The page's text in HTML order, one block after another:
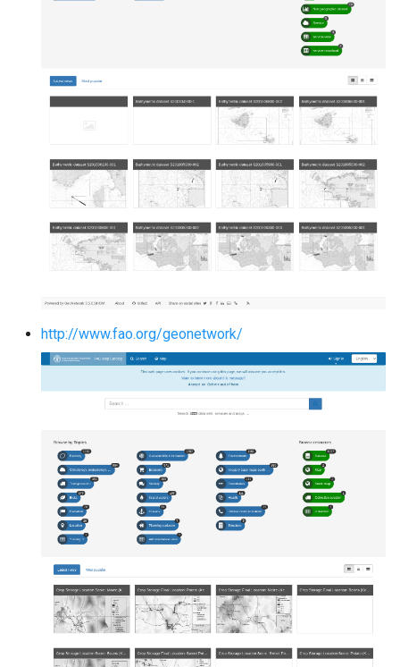
http://www.fao.org/geonetwork/